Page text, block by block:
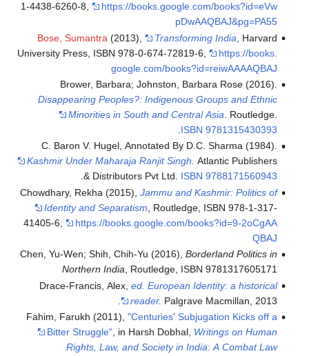
1-4438-6260-8
Bose, Sumantra
University Press,
Brower,
Disappearing
Minorities
C. Baron V.
Kashmir Under
&
.
Chowdhary, Rekha
Identity and
41405-6, https://
Chen, Yu-Wen; Shih,
Northern
Drace-Francis,
Fahim, Farukh
Bitter Struggle"
Rights,